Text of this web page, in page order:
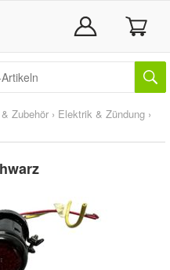
Zubehör › Elektrik & Zündung ›